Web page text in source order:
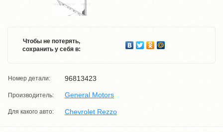
Чтобы не потерять,
сохранить у себя в:
Номер детали: 96813423
Производитель: General Motors
Для какого авто: Chevrolet Rezzo